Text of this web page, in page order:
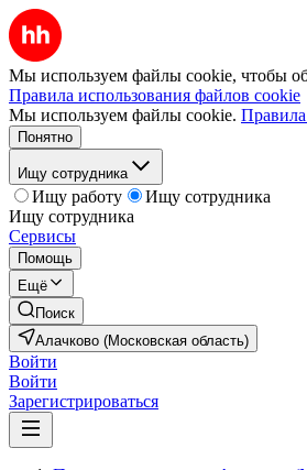
Мы используем файлы cookie, чтобы
Правила использования файлов cookie
Мы используем файлы cookie.
Понятно
Ищу сотрудника
Ищу работу
Ищу сотрудника
Ищу сотрудника
Сервисы
Помощь
Ещё
Поиск
Алачково (Московская область)
Войти
Войти
Зарегистрироваться